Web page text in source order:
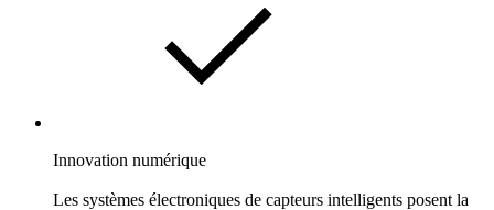
Innovation numérique
Les systèmes électroniques de capteurs intelligents posent la